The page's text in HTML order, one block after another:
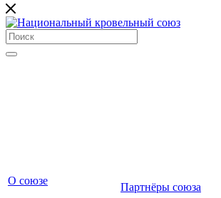
О союзе
Партнёры союза